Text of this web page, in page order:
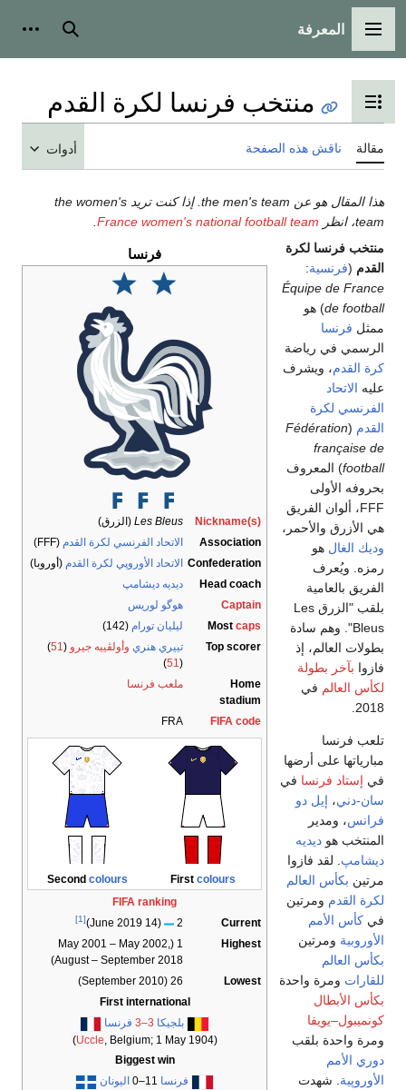
لكرة القدم
أدوات
هذا المقال هو عن the men's team. إذا كنت تريد the women's
France women's
.
فرنسا
Les Bleus (الزرق)
الاتحاد الفرنسي لكرة القدم
(FFF)
الاتحاد الأوروپي لكرة القدم
(أوروبا)
ديديه ديشامپ
هوگو لوريس
ليليان تورام(142)
تييري هنري وأولڤييه جيرو 51
)
51
ملعب فرنسا
First
Secondcolours
FIFA ranking
2
1 (May 2001 – May 2002,
August – September 2018)
26 (September 2010)
First international
بلجيكا 3–3
فرنسا
Uccle, Belgium; 1 May
Biggest win
فرنسا
اليونان